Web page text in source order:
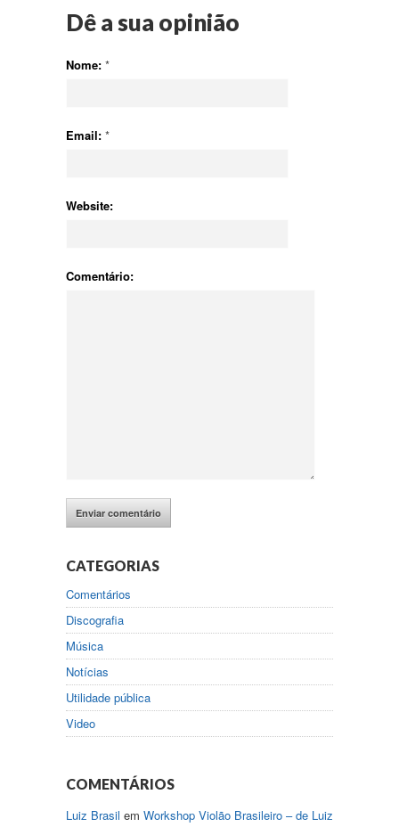
Dê a sua opinião
Nome: *
Email: *
Website:
Comentário:
CATEGORIAS
Comentários
Discografia
Música
Notícias
Utilidade pública
Video
COMENTÁRIOS
Luiz Brasil em Workshop Violão Brasileiro – de Luiz